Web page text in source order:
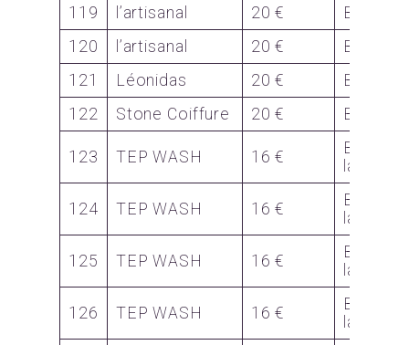
119 l’artisanal 20 €
Bon
120
l’artisanal 20 €
Bon
121
Léonidas 20 €
Bon
122
Stone Coiffure 20 € Bon
123 TEP WASH 16 €
lavage
124 TEP WASH 16 €
lavage
125 TEP WASH 16 €
lavage
126 TEP WASH 16 €
lavage